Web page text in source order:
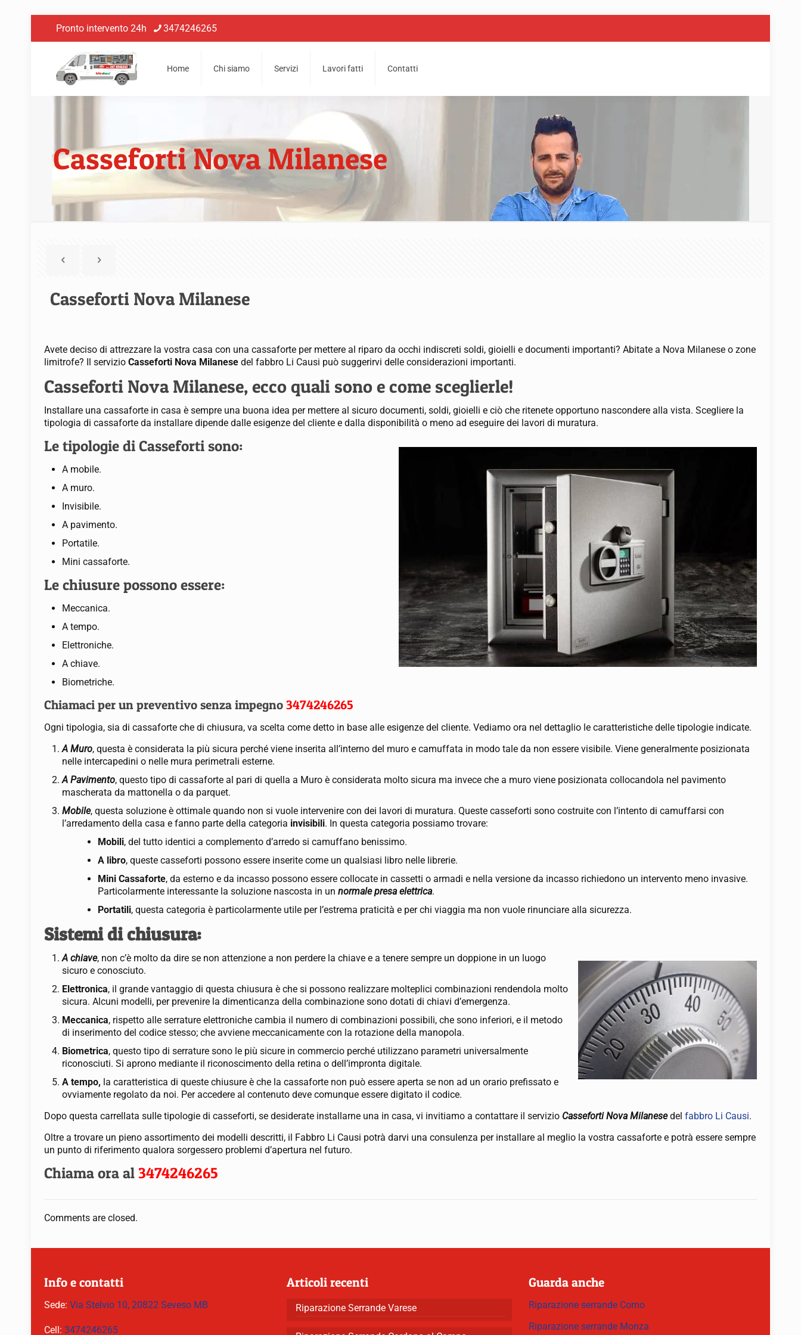
Pronto intervento 24h 3474246265
Home Chi siamo Servizi Lavori fatti Contatti
Casseforti Nova Milanese
Casseforti Nova Milanese
Avete deciso di attrezzare la vostra casa con una cassaforte per mettere al riparo da occhi indiscreti soldi, gioielli e documenti importanti? Abitate a Nova Milanese o zone
limitrofe? Il servizioCasseforti Nova Milanese del fabbro Li Causi può suggerirvi delle considerazioni importanti.
Casseforti Nova Milanese, ecco quali sono e come sceglierle!
Installare una cassaforte in casa è sempre una buona idea per mettere al sicuro documenti, soldi, gioielli e ciò che ritenete opportuno nascondere alla vista. Scegliere la
tipologia di cassaforte da installare dipende dalle esigenze del cliente e dalla disponibilità o meno ad eseguire dei lavori di muratura.
Le tipologie di Casseforti sono:
A mobile.
A muro.
Invisibile.
A pavimento.
Portatile.
Mini cassaforte.
Le chiusure possono essere:
Meccanica.
A tempo.
Elettroniche.
A chiave.
Biometriche.
Chiamaci per un preventivo senza impegno3474246265
Ogni tipologia, sia di cassaforte che di chiusura, va scelta come detto in base alle esigenze del cliente. Vediamo ora nel dettaglio le caratteristiche delle tipologie indicate.
A Muro, questa è considerata la più sicura perché viene inserita all’interno del muro e camuffata in modo tale da non essere visibile. Viene generalmente posizionata
nelle intercapedini o nelle mura perimetrali esterne.
A Pavimento, questo tipo di cassaforte al pari di quella a Muro è considerata molto sicura ma invece che a muro viene posizionata collocandola nel pavimento
mascherata da mattonella o da parquet.
Mobile, questa soluzione è ottimale quando non si vuole intervenire con dei lavori di muratura. Queste casseforti sono costruite con l’intento di camuffarsi con
l’arredamento della casa e fanno parte della categoria invisibili. In questa categoria possiamo trovare:
Mobili, del tutto identici a complemento d’arredo si camuffano benissimo.
A libro, queste casseforti possono essere inserite come un qualsiasi libro nelle librerie.
Mini Cassaforte, da esterno e da incasso possono essere collocate in cassetti o armadi e nella versione da incasso richiedono un intervento meno invasive.
Particolarmente interessante la soluzione nascosta in unnormale presa elettrica.
Portatili, questa categoria è particolarmente utile per l’estrema praticità e per chi viaggia ma non vuole rinunciare alla sicurezza.
Sistemi di chiusura:
A chiave, non c’è molto da dire se non attenzione a non perdere la chiave e a tenere sempre un doppione in un luogo
sicuro e conosciuto.
Elettronica, il grande vantaggio di questa chiusura è che si possono realizzare molteplici combinazioni rendendola molto
sicura. Alcuni modelli, per prevenire la dimenticanza della combinazione sono dotati di chiavi d’emergenza.
Meccanica, rispetto alle serrature elettroniche cambia il numero di combinazioni possibili, che sono inferiori, e il metodo
di inserimento del codice stesso; che avviene meccanicamente con la rotazione della manopola.
Biometrica, questo tipo di serrature sono le più sicure in commercio perché utilizzano parametri universalmente
riconosciuti. Si aprono mediante il riconoscimento della retina o dell’impronta digitale.
A tempo, la caratteristica di queste chiusure è che la cassaforte non può essere aperta se non ad un orario prefissato e
ovviamente regolato da noi. Per accedere al contenuto deve comunque essere digitato il codice.
Dopo questa carrellata sulle tipologie di casseforti, se desiderate installarne una in casa, vi invitiamo a contattare il servizio Casseforti Nova Milanesedelfabbro Li Causi.
Oltre a trovare un pieno assortimento dei modelli descritti, il Fabbro Li Causi potrà darvi una consulenza per installare al meglio la vostra cassaforte e potrà essere sempre
un punto di riferimento qualora sorgessero problemi d’apertura nel futuro.
Chiama ora al3474246265
Comments are closed.
Info e contatti
Sede: Via Stelvio 10, 20822 Seveso MB
Cell: 3474246265
Articoli recenti
Riparazione Serrande Varese
Guarda anche
Riparazione serrande Como
Riparazione serrande Monza